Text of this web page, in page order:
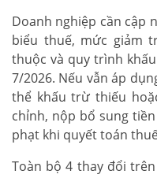
Doanh nghiệp cần cập
biểu thuế, mức giảm
thuộc và quy trình
7/2026. Nếu vẫn áp
thể khấu trừ thiếu
chỉnh, nộp bổ sung
phạt khi quyết toán
Toàn bộ 4 thay đổi